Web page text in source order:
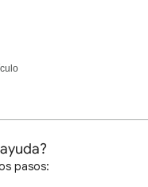
pasos: